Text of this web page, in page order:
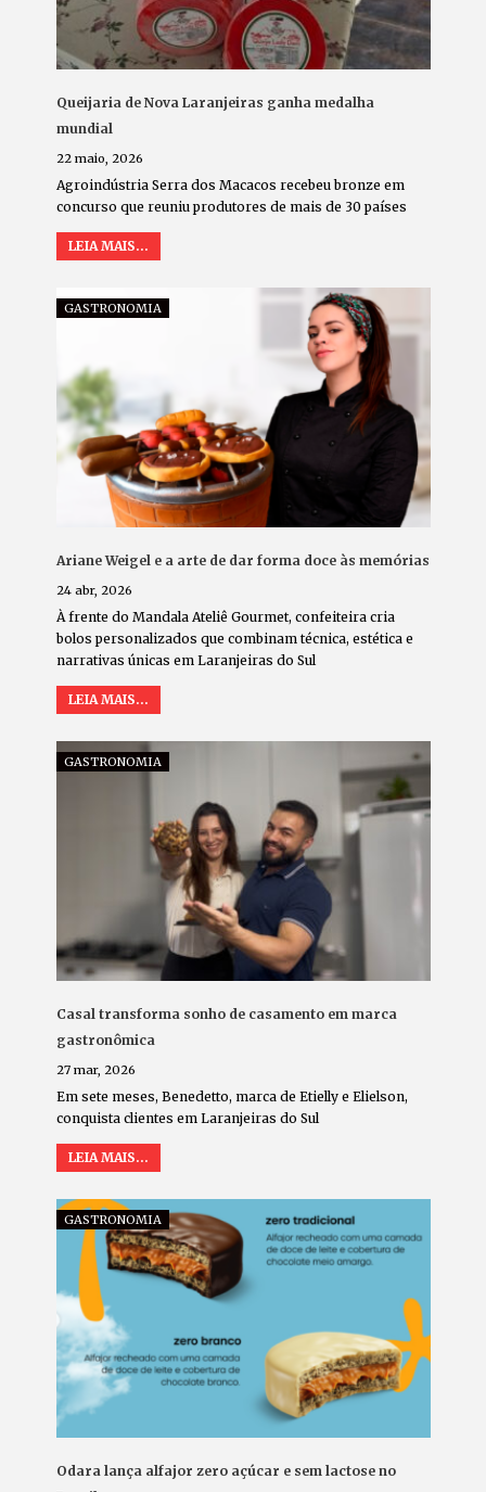
Queijaria de Nova Laranjeiras ganha medalha
mundial
22 maio, 2026
Agroindústria Serra dos Macacos recebeu bronze em
concurso que reuniu produtores de mais de 30 países
LEIA MAIS...
GASTRONOMIA
Ariane Weigel e a arte de dar forma doce às memórias
24 abr, 2026
À frente do Mandala Ateliê Gourmet, confeiteira cria
bolos personalizados que combinam técnica, estética e
narrativas únicas em Laranjeiras do Sul
LEIA MAIS...
GASTRONOMIA
Casal transforma sonho de casamento em marca
gastronômica
27 mar, 2026
Em sete meses, Benedetto, marca de Etielly e Elielson,
conquista clientes em Laranjeiras do Sul
LEIA MAIS...
GASTRONOMIA
Odara lança alfajor zero açúcar e sem lactose no